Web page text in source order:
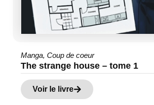
Manga, Coup de coeur
The strange house – tome 1
Voir le livre